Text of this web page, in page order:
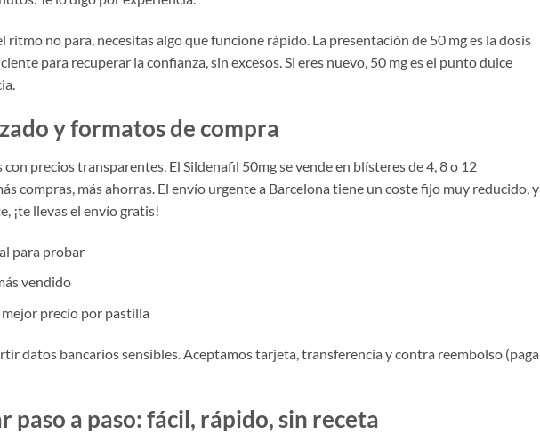
ritmo no para, necesitas algo que funcione rápido. La presentación de 50 mg es la dosis
para recuperar la confianza, sin excesos. Si eres nuevo, 50 mg es el punto dulce
y formatos de compra
precios transparentes. El Sildenafil 50mg se vende en blísteres de 4, 8 o 12
compras, más ahorras. El envío urgente a Barcelona tiene un coste fijo muy reducido, y
¡te llevas el envío gratis!
para probar
vendido
precio por pastilla
datos bancarios sensibles. Aceptamos tarjeta, transferencia y contra reembolso (paga
paso a paso: fácil, rápido, sin receta